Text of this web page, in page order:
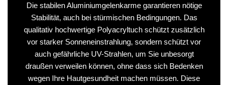
Die stabilen Aluminiumgelenkarme garantieren nötige
Stabilität, auch bei stürmischen Bedingungen. Das
qualitativ hochwertige Polyacryltuch schützt zusätzlich
vor starker Sonneneinstrahlung, sondern schützt vor
auch gefährliche UV-Strahlen, um Sie unbesorgt
draußen verweilen können, ohne dass sich Bedenken
wegen Ihre Hautgesundheit machen müssen. Diese